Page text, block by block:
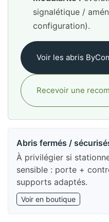
signalétique /
configuration).
Voir les abris
Recevoir une
Abris fermés /
À privilégier si
sensible : porte +
supports adaptés.
Voir en boutique